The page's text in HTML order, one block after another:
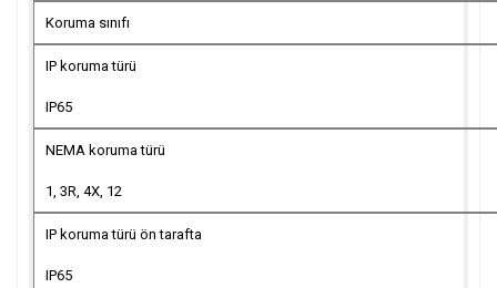
Koruma sınıfı
IP koruma türü
IP65
NEMA koruma türü
1, 3R, 4X, 12
IP koruma türü ön tarafta
IP65